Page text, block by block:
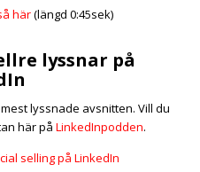
här(längd 0:45sek)
lyssnar på
lyssnade avsnitten. Vill du
här på LinkedInpodden.
selling på LinkedIn